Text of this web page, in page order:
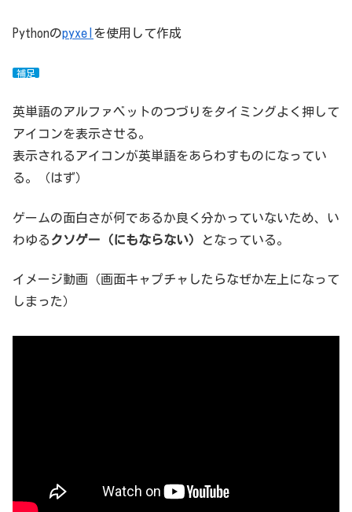
Pythonのpyxel を使用して作成
補足
英単語のアルファベットのつづりをタイミングよく押して
アイコンを表示させる。
表示されるアイコンが英単語をあらわすものになってい
る。（はず）
ゲームの面白さが何であるか良く分かっていないため、い
わゆる クソゲー（にもならない） となっている。
イメージ動画（画面キャプチャしたらなぜか左上になって
しまった）